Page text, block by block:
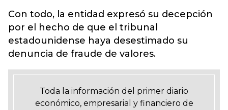
Con todo, la entidad expresó su decepción
por el hecho de que el tribunal
estadounidense haya desestimado su
denuncia de fraude de valores.
Toda la información del primer diario
económico, empresarial y financiero de